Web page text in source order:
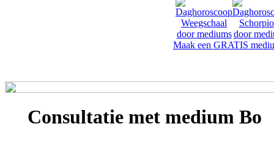
Maak een GRATIS
Consultatie met medium Bo